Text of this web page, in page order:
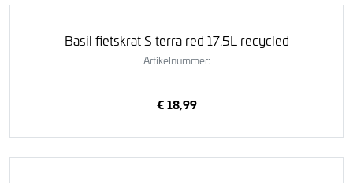
Basil fietskrat S terra red 17.5L recycled
Artikelnummer:
€ 18,99